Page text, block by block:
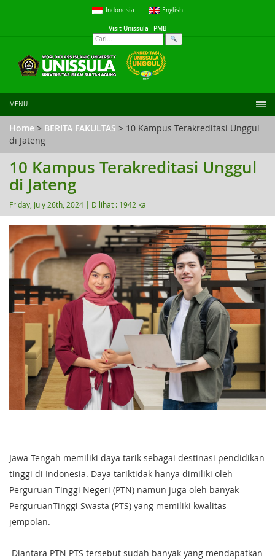
Indonesia English
Visit Unissula PMB
MENU
Home > BERITA FAKULTAS > 10 Kampus Terakreditasi Unggul
di Jateng
10 Kampus Terakreditasi Unggul
di Jateng
Friday, July 26th, 2024 | Dilihat : 1942 kali
Jawa Tengah memiliki daya tarik sebagai destinasi pendidikan
tinggi di Indonesia. Daya tariktidak hanya dimiliki oleh
Perguruan Tinggi Negeri (PTN) namun juga oleh banyak
PerguruanTinggi Swasta (PTS) yang memiliki kwalitas
jempolan.
Diantara PTN PTS tersebut sudah banyak yang mendapatkan